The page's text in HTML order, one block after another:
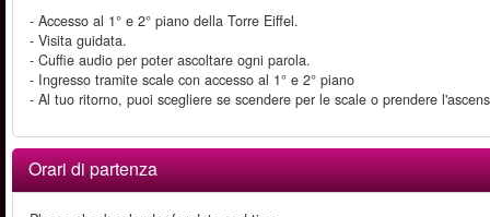
- Accesso al 1° e 2° piano della Torre Eiffel.
- Visita guidata.
- Cuffie audio per poter ascoltare ogni parola.
- Ingresso tramite scale con accesso al 1° e 2° piano
- Al tuo ritorno, puoi scegliere se scendere per le scale o prendere
Orari di partenza